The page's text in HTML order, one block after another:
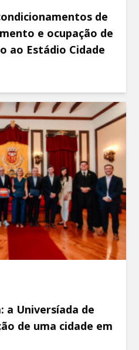
de
e ocupação de
ao Estádio Cidade
a Universíada de
de uma cidade em